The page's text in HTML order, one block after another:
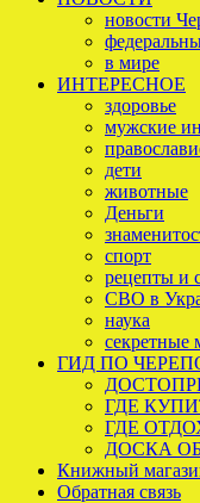
новости
в мире
ИНТЕРЕСНОЕ
здоровье
мужские
дети
животные
Деньги
спорт
рецепты и
СВО в
наука
секретные
ГИД ПО
ГДЕ
ГДЕ
ДОСКА
Книжный
Обратная связь